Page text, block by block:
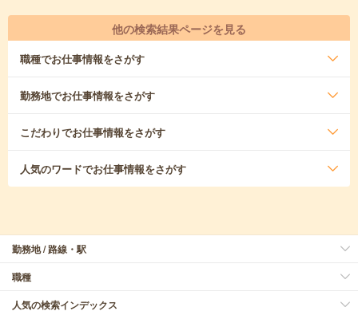
他の検索結果ページを見る
職種でお仕事情報をさがす
勤務地でお仕事情報をさがす
こだわりでお仕事情報をさがす
人気のワードでお仕事情報をさがす
勤務地 / 路線・駅
職種
人気の検索インデックス